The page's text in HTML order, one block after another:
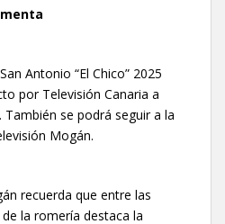
Antonio “El Chico” 2025
por Televisión Canaria a
se podrá seguir a la
Mogán.
recuerda que entre las
la romería destaca la